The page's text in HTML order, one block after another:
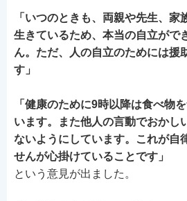
「いつのときも、両親や先生、家
生きているため、本当の自立がで
ん。ただ、人の自立のためには援
す」
「健康のために9時以降は食べ物
います。また他人の言動でおかし
ないようにしています。これが自
せんが心掛けていることです」
という意見が出ました。